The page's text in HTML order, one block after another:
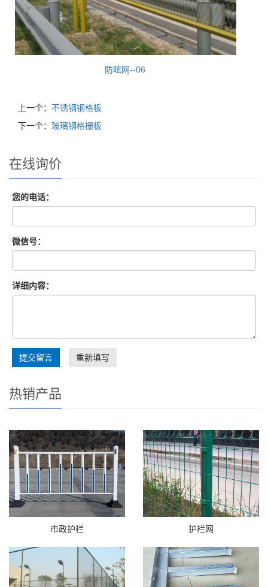
防眩网--06
上一个： 不锈钢钢格板
下一个： 玻璃钢格栅板
在线询价
您的电话：
微信号：
详细内容：
重新填写
热销产品
市政护栏 护栏网